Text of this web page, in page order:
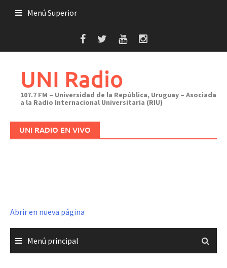
Menú Superior
UNI Radio
107.7 FM – Universidad de la República, Uruguay – Asociada
a la Radio Internacional Universitaria (RIU)
UNI RADIO EN VIVO
Abrir en nueva página
Menú principal